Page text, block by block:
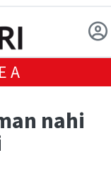
nahi